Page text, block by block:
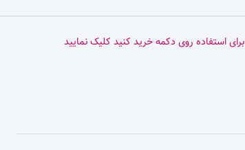
برای استفاده روی دکمه خرید کنید کلیک نمایید